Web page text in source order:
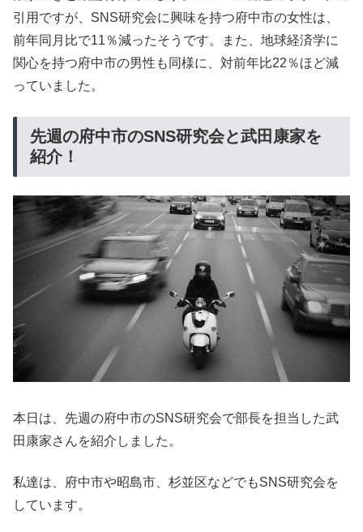
引用ですが、SNS研究会に興味を持つ府中市の女性は、
前年同月比で11％減ったそうです。また、地球経済学に
関心を持つ府中市の男性も同様に、対前年比22％ほど減
っていました。
先週の府中市のSNS研究会と武田康家を
紹介！
本日は、先週の府中市のSNS研究会で部長を担当した武
田康家さんを紹介しました。
私達は、府中市や昭島市、杉並区などでもSNS研究会を
しています。